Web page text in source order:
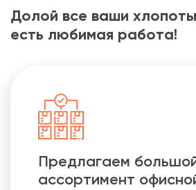
Долой все ваши
есть любимая работа!
Предлагаем
ассортимент